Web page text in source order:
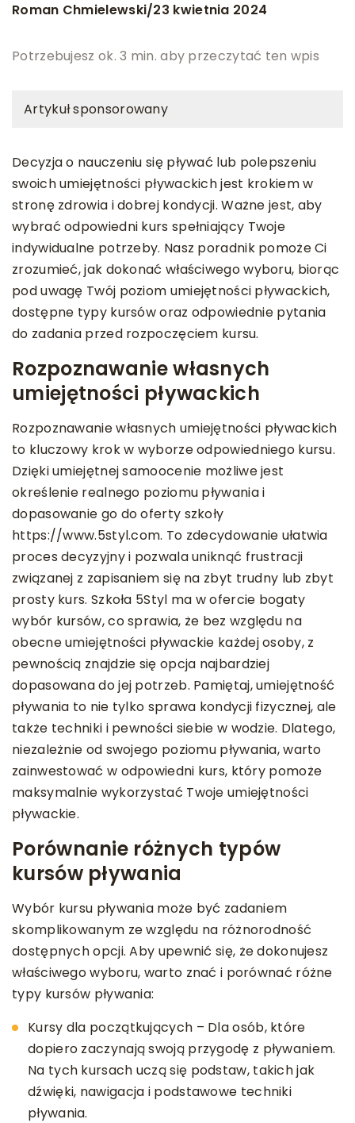
Roman Chmielewski/23 kwietnia 2024
Potrzebujesz ok. 3 min. aby przeczytać ten wpis
Artykuł sponsorowany
Decyzja o nauczeniu się pływać lub polepszeniu
swoich umiejętności pływackich jest krokiem w
stronę zdrowia i dobrej kondycji. Ważne jest, aby
wybrać odpowiedni kurs spełniający Twoje
indywidualne potrzeby. Nasz poradnik pomoże Ci
zrozumieć, jak dokonać właściwego wyboru, biorąc
pod uwagę Twój poziom umiejętności pływackich,
dostępne typy kursów oraz odpowiednie pytania
do zadania przed rozpoczęciem kursu.
Rozpoznawanie własnych
umiejętności pływackich
Rozpoznawanie własnych umiejętności pływackich
to kluczowy krok w wyborze odpowiedniego kursu.
Dzięki umiejętnej samoocenie możliwe jest
określenie realnego poziomu pływania i
dopasowanie go do oferty szkoły
https://www.5styl.com. To zdecydowanie ułatwia
proces decyzyjny i pozwala uniknąć frustracji
związanej z zapisaniem się na zbyt trudny lub zbyt
prosty kurs. Szkoła 5Styl ma w ofercie bogaty
wybór kursów, co sprawia, że bez względu na
obecne umiejętności pływackie każdej osoby, z
pewnością znajdzie się opcja najbardziej
dopasowana do jej potrzeb. Pamiętaj, umiejętność
pływania to nie tylko sprawa kondycji fizycznej, ale
także techniki i pewności siebie w wodzie. Dlatego,
niezależnie od swojego poziomu pływania, warto
zainwestować w odpowiedni kurs, który pomoże
maksymalnie wykorzystać Twoje umiejętności
pływackie.
Porównanie różnych typów
kursów pływania
Wybór kursu pływania może być zadaniem
skomplikowanym ze względu na różnorodność
dostępnych opcji. Aby upewnić się, że dokonujesz
właściwego wyboru, warto znać i porównać różne
typy kursów pływania:
Kursy dla początkujących – Dla osób, które
dopiero zaczynają swoją przygodę z pływaniem.
Na tych kursach uczą się podstaw, takich jak
dźwięki, nawigacja i podstawowe techniki
pływania.